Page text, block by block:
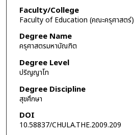
Faculty/College
Faculty of Education (คณะครุศาสตร์)
Degree Name
ครุศาสตรมหาบัณฑิต
Degree Level
ปริญญาโท
Degree Discipline
สุขศึกษา
DOI
10.58837/CHULA.THE.2009.209